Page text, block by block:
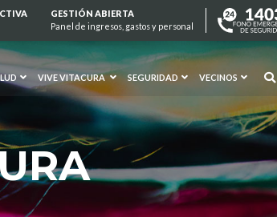
GESTIÓN ABIERTA
Panel de ingresos, gastos y personal
VIVE VITACURA SEGURIDAD VECINOS